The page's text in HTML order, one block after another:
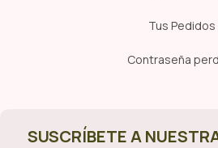
Tus Pedidos
Contraseña
SUSCRÍBETE A